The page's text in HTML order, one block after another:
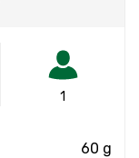
1
60 g